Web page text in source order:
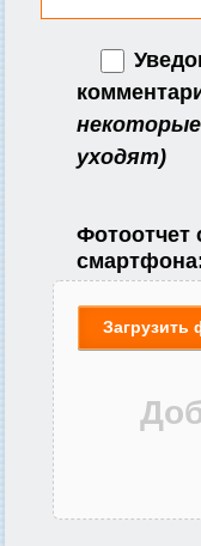
уходят)
Фотоотчет
Загрузить